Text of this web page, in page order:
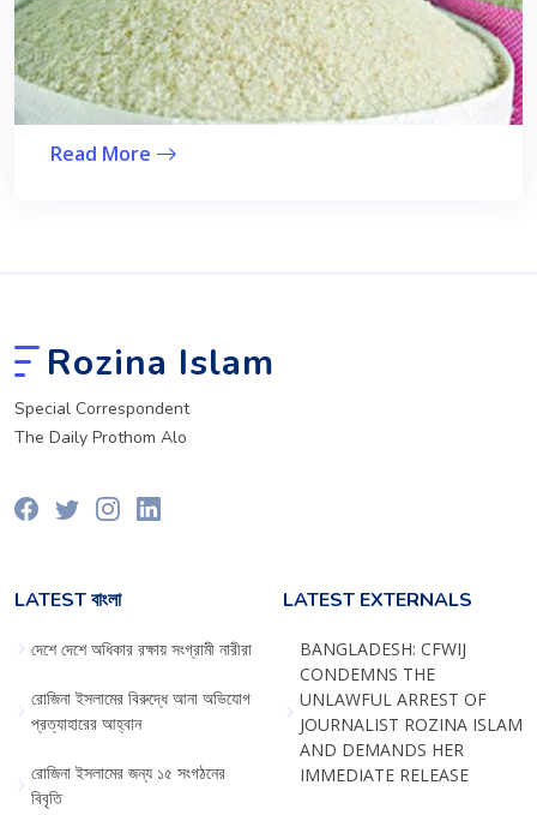
Read More
Rozina Islam
Special Correspondent
The Daily Prothom Alo
LATEST বাংলা
দেশে দেশে অধিকার রক্ষায় সংগ্রামী নারীরা
রোজিনা ইসলামের বিরুদ্ধে আনা অভিযোগ
প্রত্যাহারের আহ্বান
রোজিনা ইসলামের জন্য ১৫ সংগঠনের
বিবৃতি
LATEST EXTERNALS
BANGLADESH: CFWIJ
CONDEMNS THE
UNLAWFUL ARREST OF
JOURNALIST ROZINA ISLAM
AND DEMANDS HER
IMMEDIATE RELEASE